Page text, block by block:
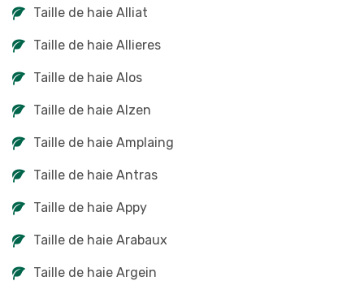
Taille de haie Alliat
Taille de haie Allieres
Taille de haie Alos
Taille de haie Alzen
Taille de haie Amplaing
Taille de haie Antras
Taille de haie Appy
Taille de haie Arabaux
Taille de haie Argein